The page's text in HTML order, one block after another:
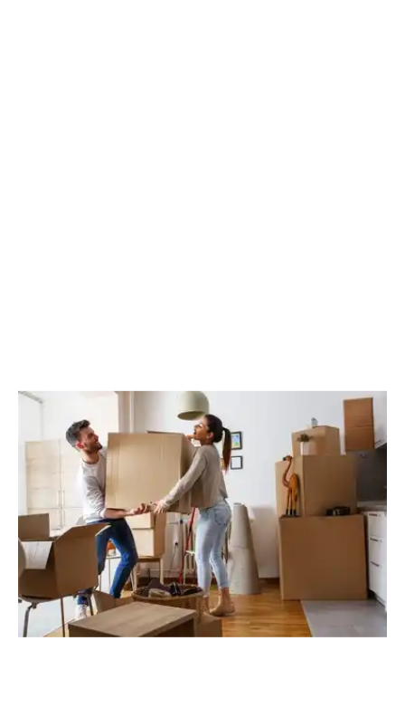
Service Déménagement Aide déménageur
Couple pour demenagement
Service Aide demenageur